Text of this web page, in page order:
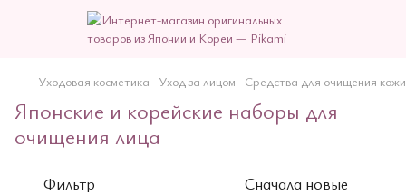
Уходовая косметика Уход за лицом Средства для очищения
Японские и корейские наборы для
очищения лица
Фильтр Сначала новые